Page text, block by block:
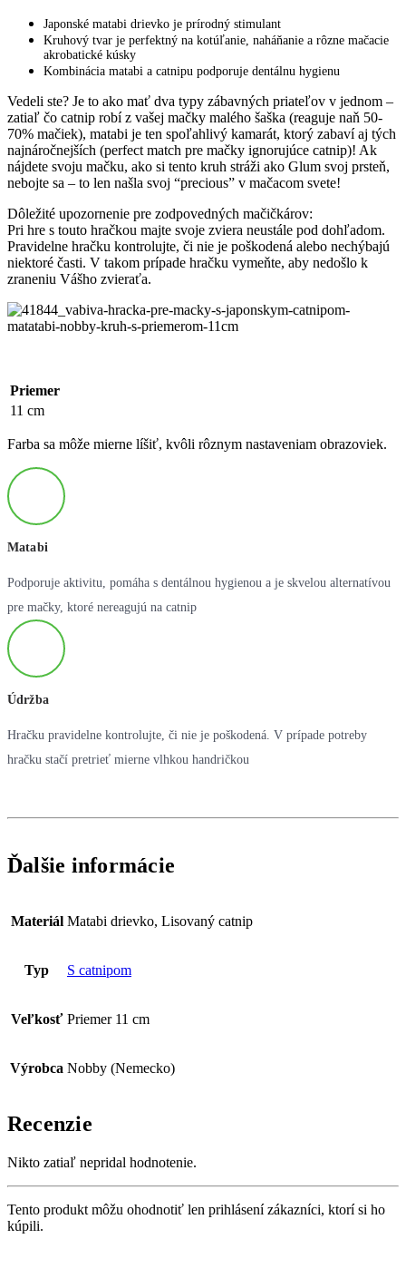
Japonské matabi drievko je prírodný stimulant
Kruhový tvar je perfektný na kotúľanie, naháňanie a rôzne mačacie
akrobatické kúsky
Kombinácia matabi a catnipu podporuje dentálnu hygienu
Vedeli ste? Je to ako mať dva typy zábavných priateľov v jednom –
zatiaľ čo catnip robí z vašej mačky malého šaška (reaguje naň 50-
70% mačiek), matabi je ten spoľahlivý kamarát, ktorý zabaví aj tých
najnáročnejších (perfect match pre mačky ignorujúce catnip)! Ak
nájdete svoju mačku, ako si tento kruh stráži ako Glum svoj prsteň,
nebojte sa – to len našla svoj “precious” v mačacom svete!
Dôležité upozornenie pre zodpovedných mačičkárov:
Pri hre s touto hračkou majte svoje zviera neustále pod dohľadom.
Pravidelne hračku kontrolujte, či nie je poškodená alebo nechýbajú
niektoré časti. V takom prípade hračku vymeňte, aby nedošlo k
zraneniu Vášho zvieraťa.
Priemer
11 cm
Farba sa môže mierne líšiť, kvôli rôznym nastaveniam obrazoviek.
Matabi
Podporuje aktivitu, pomáha s dentálnou hygienou a je skvelou alternatívou
pre mačky, ktoré nereagujú na catnip
Údržba
Hračku pravidelne kontrolujte, či nie je poškodená. V prípade potreby
hračku stačí pretrieť mierne vlhkou handričkou
Ďalšie informácie
Materiál Matabi drievko, Lisovaný catnip
Typ S catnipom
Veľkosť Priemer 11 cm
Výrobca Nobby (Nemecko)
Recenzie
Nikto zatiaľ nepridal hodnotenie.
Tento produkt môžu ohodnotiť len prihlásení zákazníci, ktorí si ho
kúpili.